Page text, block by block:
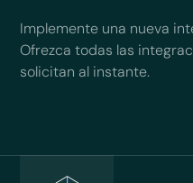
Implemente una nueva
Ofrezca todas las
solicitan al instante.